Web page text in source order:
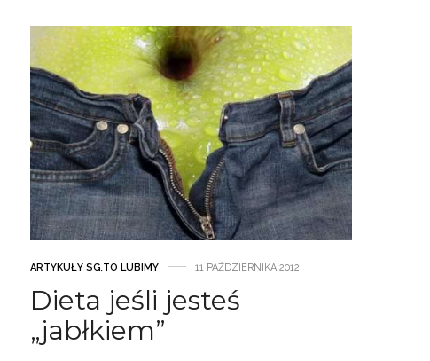
ARTYKUŁY SG,TO LUBIMY 11 PAŹDZIERNIKA 2012
Dieta jeśli jesteś
„jabłkiem”